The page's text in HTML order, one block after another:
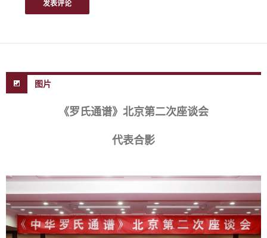
图片
《罗氏通谱》北京第二次座谈会
代表合影